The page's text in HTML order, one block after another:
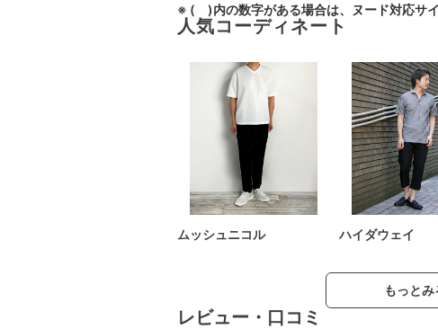
※ ( )内の数字がある場合は、ヌード対応サ
人気コーディネート
ムッシュニコル ハイダウェイ
もっとみ
レビュー・口コミ